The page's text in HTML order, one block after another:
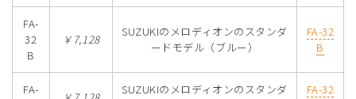
FA-
32
B
￥7,128
SUZUKIのメロディオンのスタンダ
ードモデル（ブルー）
FA-32
B
FA-
SUZUKIのメロディオンのスタンダ
FA-32